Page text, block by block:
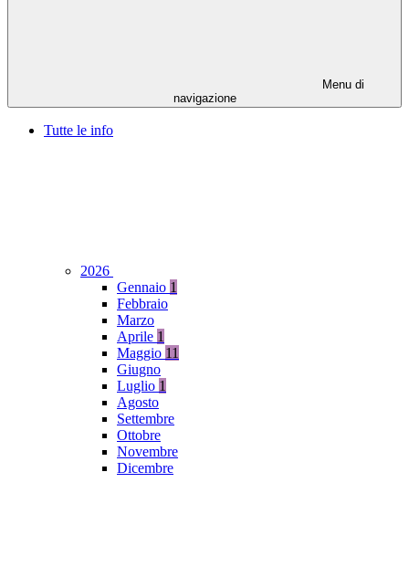
Menu di
navigazione
Tutte le info
2026
Gennaio 1
Febbraio
Marzo
Aprile 1
Maggio 11
Giugno
Luglio 1
Agosto
Settembre
Ottobre
Novembre
Dicembre